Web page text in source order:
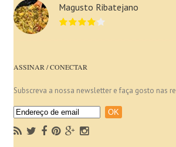
Magusto Ribatejano
ASSINAR / CONECTAR
Subscreva a nossa newsletter e faça gosto nas